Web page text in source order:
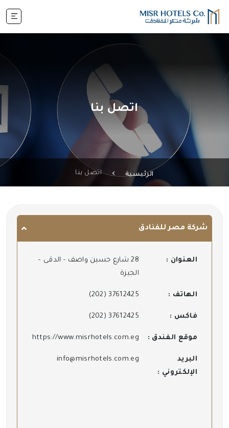
اتصل بنا
الرئيسية اتصل بنا
شركة مصر للفنادق
العنوان :
28 شارع حسين واصف - الدقى –
الجيزة
الهاتف : 37612425 (202)
فاكس : 37612425 (202)
موقع الفندق : https://www.misrhotels.com.eg
البريد
الإلكتروني :
info@misrhotels.com.eg